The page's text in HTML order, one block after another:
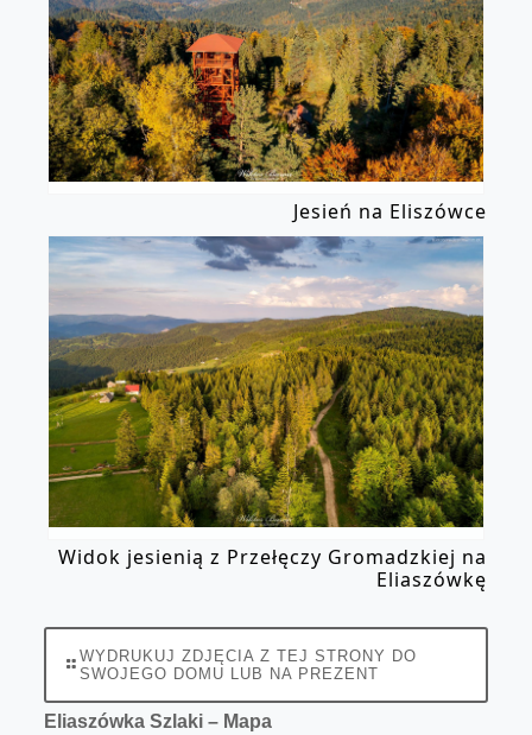
Jesień na Eliszówce
Widok jesienią z Przełęczy Gromadzkiej na
Eliaszówkę
WYDRUKUJ ZDJĘCIA Z TEJ STRONY DO
SWOJEGO DOMU LUB NA PREZENT
Eliaszówka Szlaki – Mapa